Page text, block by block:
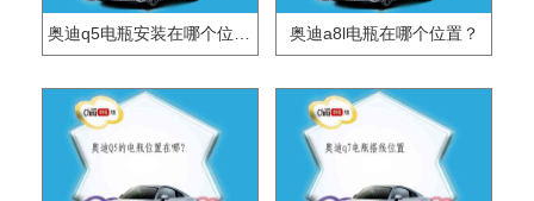
奥迪a8l电瓶在哪个位置？